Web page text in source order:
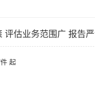
评估业务范围广 报告
起